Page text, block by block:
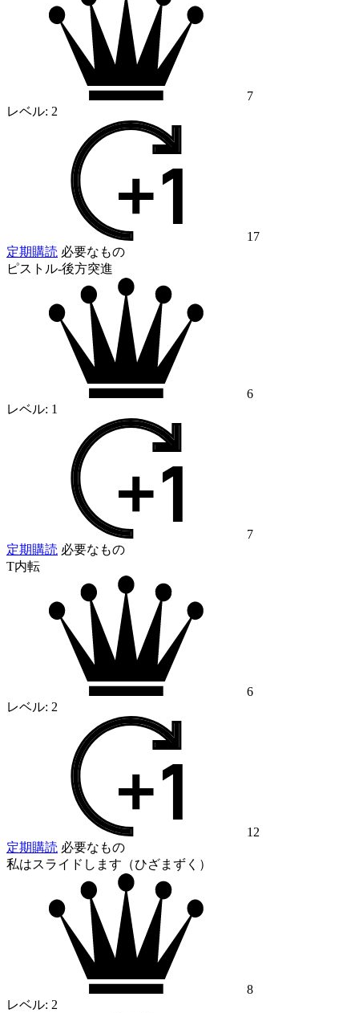
7
レベル: 2
17
定期購読 必要なもの
ピストル-後方突進
6
レベル: 1
7
定期購読 必要なもの
T内転
6
レベル: 2
12
定期購読 必要なもの
私はスライドします（ひざまずく）
8
レベル: 2